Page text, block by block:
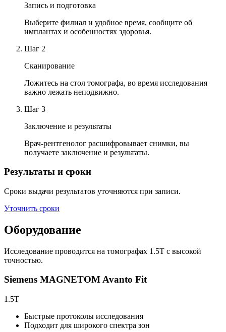
Запись и подготовка
Выберите филиал и удобное время, сообщите об
имплантах и особенностях здоровья.
Шаг 2
Сканирование
Ложитесь на стол томографа, во время исследования
важно лежать неподвижно.
Шаг 3
Заключение и результаты
Врач-рентгенолог расшифровывает снимки, вы
получаете заключение и результаты.
Результаты и сроки
Сроки выдачи результатов уточняются при записи.
Уточнить сроки
Оборудование
Исследование проводится на томографах 1.5T с высокой
точностью.
Siemens MAGNETOM Avanto Fit
1.5T
Быстрые протоколы исследования
Подходит для широкого спектра зон